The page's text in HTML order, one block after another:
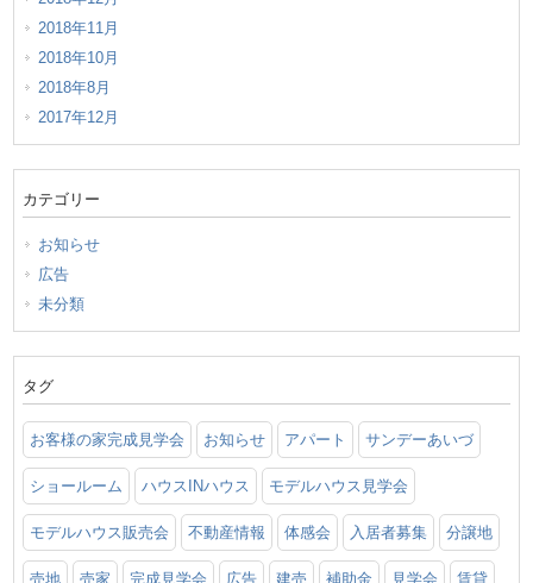
2018年11月
2018年10月
2018年8月
2017年12月
カテゴリー
お知らせ
広告
未分類
タグ
お客様の家完成見学会 お知らせ アパート サンデーあいづ
ショールーム ハウスINハウス モデルハウス見学会
モデルハウス販売会 不動産情報 体感会 入居者募集 分譲地
売地 売家 完成見学会 広告 建売 補助金 見学会 賃貸